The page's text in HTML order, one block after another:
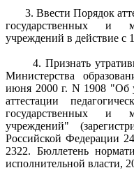
3. Ввести Порядок
государственных и
учреждений в действие с
4. Признать
Министерства
июня 2000 г. N 1908 "Об
аттестации
государственных и
учреждений"
Российской Федерации
2322. Бюллетень
исполнительной власти,